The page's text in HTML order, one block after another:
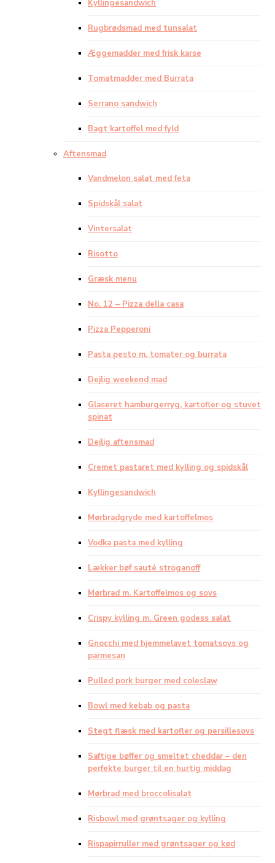
Kyllingesandwich
Rugbrødsmad med tunsalat
Æggemadder med frisk karse
Tomatmadder med Burrata
Serrano sandwich
Bagt kartoffel med fyld
Aftensmad
Vandmelon salat med feta
Spidskål salat
Vintersalat
Risotto
Græsk menu
No. 12 – Pizza della casa
Pizza Pepperoni
Pasta pesto m. tomater og burrata
Dejlig weekend mad
Glaseret hamburgerryg, kartofler og stuvet
spinat
Dejlig aftensmad
Cremet pastaret med kylling og spidskål
Kyllingesandwich
Mørbradgryde med kartoffelmos
Vodka pasta med kylling
Lækker bøf sauté stroganoff
Mørbrad m. Kartoffelmos og sovs
Crispy kylling m. Green godess salat
Gnocchi med hjemmelavet tomatsovs og
parmesan
Pulled pork burger med coleslaw
Bowl med kebab og pasta
Stegt flæsk med kartofler og persillesovs
Saftige bøffer og smeltet cheddar – den
perfekte burger til en hurtig middag
Mørbrad med broccolisalat
Risbowl med grøntsager og kylling
Rispapirruller med grøntsager og kød